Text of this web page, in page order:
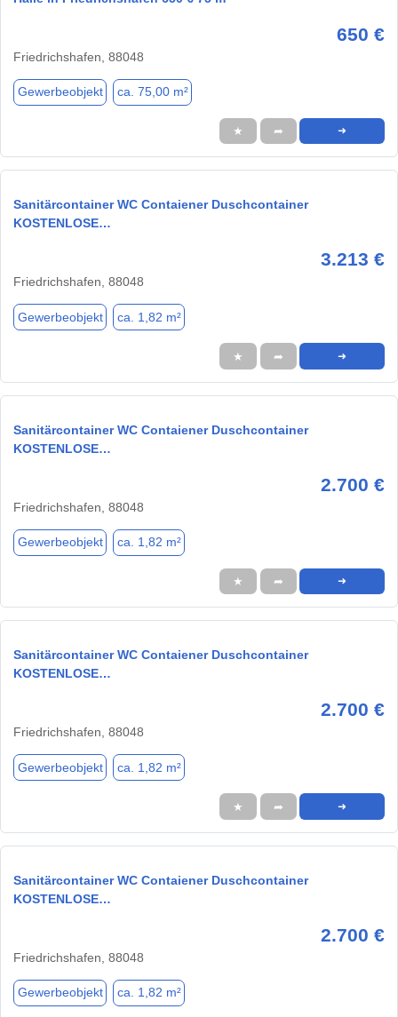
650 €
Friedrichshafen, 88048
Gewerbeobjekt ca. 75,00 m²
★ ➦ ➜
Sanitärcontainer WC Contaiener Duschcontainer
KOSTENLOSE…
3.213 €
Friedrichshafen, 88048
Gewerbeobjekt ca. 1,82 m²
★ ➦ ➜
Sanitärcontainer WC Contaiener Duschcontainer
KOSTENLOSE…
2.700 €
Friedrichshafen, 88048
Gewerbeobjekt ca. 1,82 m²
★ ➦ ➜
Sanitärcontainer WC Contaiener Duschcontainer
KOSTENLOSE…
2.700 €
Friedrichshafen, 88048
Gewerbeobjekt ca. 1,82 m²
★ ➦ ➜
Sanitärcontainer WC Contaiener Duschcontainer
KOSTENLOSE…
2.700 €
Friedrichshafen, 88048
Gewerbeobjekt ca. 1,82 m²